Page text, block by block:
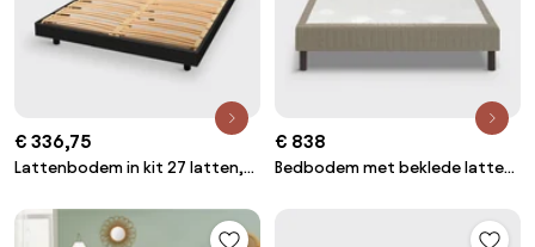
€ 336,75
Lattenbodem in kit 27 latten,
€ 838
Bedbodem met beklede latten